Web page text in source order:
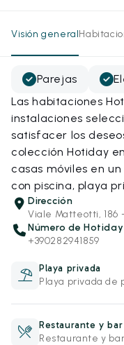
Visión general
Parejas
Las habitaciones
instalaciones
satisfacer los
colección Hotiday
casas móviles en
con piscina, playa
Dirección
Viale Matteotti, 186
Número de Hotiday
+390282941859
Playa privada
Playa privada de
Restaurante y bar
Restaurante y